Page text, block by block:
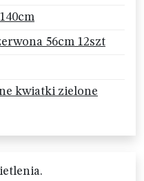
56cm 12szt
kwiatki zielone